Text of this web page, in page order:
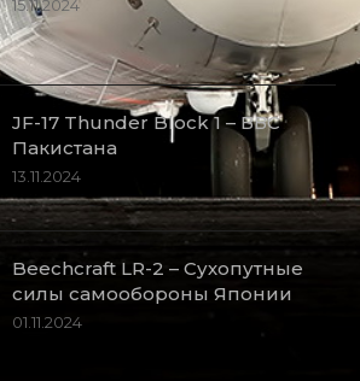
15.11.2024
JF-17 Thunder Block 1 – ВВС
Пакистана
13.11.2024
Beechcraft LR-2 – Сухопутные
силы самообороны Японии
01.11.2024